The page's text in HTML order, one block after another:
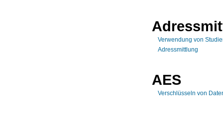
Verwendung von
Adressmittlung
AES
Verschlüsseln von